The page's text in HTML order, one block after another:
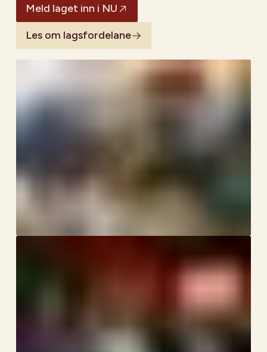
Meld laget inn i NU
Les om lagsfordelane